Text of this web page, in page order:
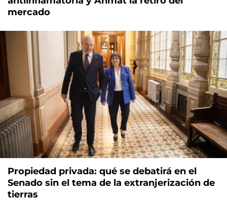
mercado
Propiedad privada: qué se debatirá en el
Senado sin el tema de la extranjerización de
tierras